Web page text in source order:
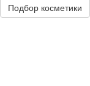
Подбор косметики